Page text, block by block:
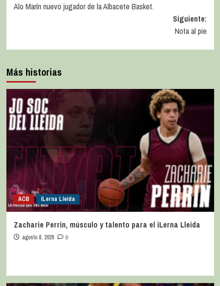
Alo Marín nuevo jugador de la Albacete Basket.
Siguiente:
Nota al pie
Más historias
ACB iLerna Lleida
Zacharie Perrin, músculo y talento para el iLerna Lleida
agosto 8, 2026 0